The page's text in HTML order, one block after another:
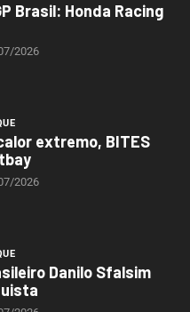
Brasil: Honda Racing
2026
extremo, BITES
2026
Danilo Sfalsim